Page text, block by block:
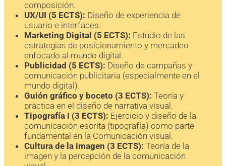
composición.
UX/UI (5 ECTS): Diseño de experiencia de
usuario e interfaces.
Marketing Digital (5 ECTS): Estudio de las
estrategias de posicionamiento y mercadeo
enfocado al mundo digital.
Publicidad (5 ECTS): Diseño de campañas y
comunicación publicitaria (especialmente en el
mundo digital).
Guión gráfico y boceto (3 ECTS): Teoría y
práctica en el diseño de narrativa visual.
Tipografía I (3 ECTS): Ejercicio y diseño de la
comunicación escrita (tipografía) como parte
fundamental en la Comunicación visual.
Cultura de la imagen (3 ECTS): Teoría de la
imagen y la percepción de la comunicación